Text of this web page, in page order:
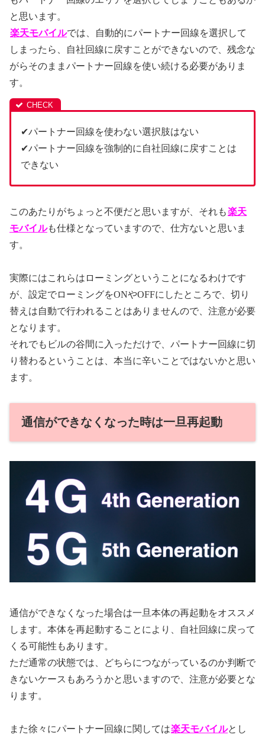
と思います。
楽天モバイルでは、自動的にパートナー回線を選択して
しまったら、自社回線に戻すことができないので、残念な
がらそのままパートナー回線を使い続ける必要がありま
す。
✔パートナー回線を使わない選択肢はない
✔パートナー回線を強制的に自社回線に戻すことは
できない
このあたりがちょっと不便だと思いますが、それも楽天
モバイルも仕様となっていますので、仕方ないと思いま
す。
実際にはこれらはローミングということになるわけです
が、設定でローミングをONやOFFにしたところで、切り
替えは自動で行われることはありませんので、注意が必要
となります。
それでもビルの谷間に入っただけで、パートナー回線に切
り替わるということは、本当に辛いことではないかと思い
ます。
通信ができなくなった時は一旦再起動
通信ができなくなった場合は一旦本体の再起動をオススメ
します。本体を再起動することにより、自社回線に戻って
くる可能性もあります。
ただ通常の状態では、どちらにつながっているのか判断で
きないケースもあろうかと思いますので、注意が必要とな
ります。
また徐々にパートナー回線に関しては楽天モバイルとし